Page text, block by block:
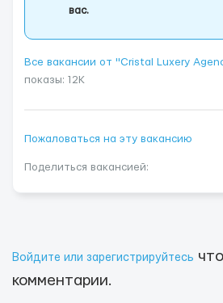
вас.
Все вакансии от "Cristal Luxery
показы: 12K
Пожаловаться на эту вакансию
Поделиться вакансией:
Войдите или зарегистрируйтесь
комментарии.